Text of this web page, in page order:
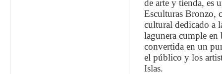
de arte y tienda, es
Esculturas Bronzo,
cultural dedicado a
lagunera cumple en
convertida en un
el público y los
Islas.